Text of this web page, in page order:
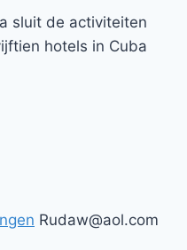
sluit de activiteiten
hotels in Cuba
Rudaw@aol.com